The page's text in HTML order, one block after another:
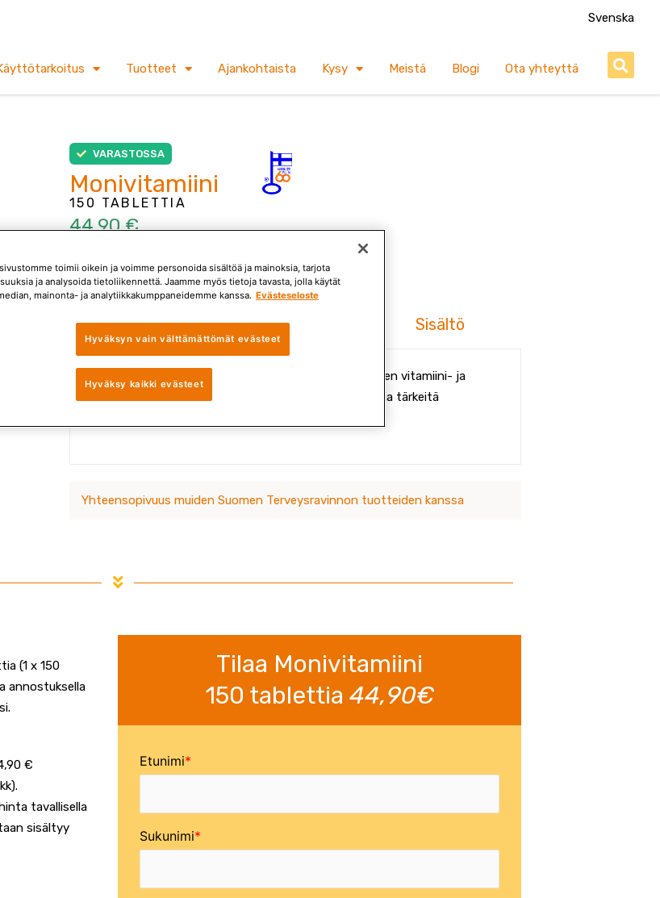
Svenska
Tuotteet Ajankohtaista Kysy Meistä Blogi Ota yhteyttä
VARASTOSSA
Monivitamiini
150 TABLETTIA
44,90 €
Pikajuoksija Milja Thuresonin suosittelema.
Monivitamiini Kuvaus Sisältö
Suomen Terveysravinnon Monivitamiini on monipuolinen vitamiini- ja
kivennäisainelisä, joka sisältää paljon kehon tarvitsemia tärkeitä
Yhteensopivuus muiden Suomen Terveysravinnon tuotteiden kanssa
(1 x 150
annostuksella
€
tavallisella
sisältyy
Tilaa Monivitamiini
150 tablettia 44,90€
Etunimi
Sukunimi
toimii oikein ja voimme personoida sisältöä ja mainoksia, tarjota
ja analysoida tietoliikennettä. Jaamme myös tietoja tavasta, jolla käytät
mainonta- ja analytiikkakumppaneidemme kanssa. Evästeseloste
Hyväksyn vain välttämättömät evästeet
Hyväksy kaikki evästeet